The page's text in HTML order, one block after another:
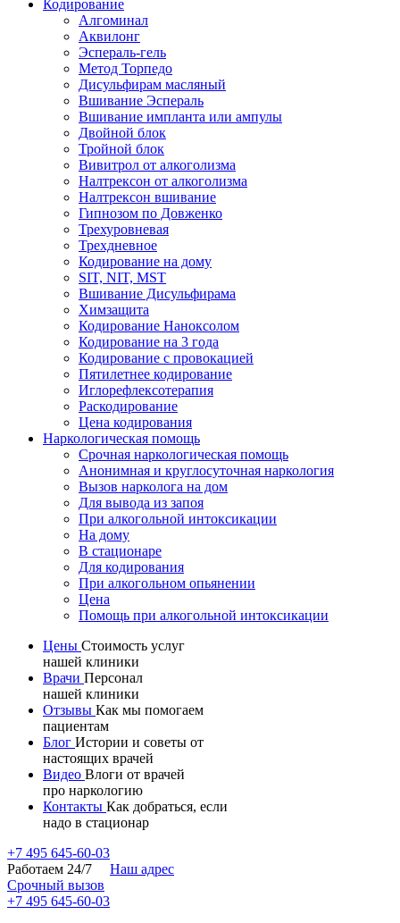
Кодирование
Алгоминал
Аквилонг
Эспераль-гель
Метод Торпедо
Дисульфирам масляный
Вшивание Эспераль
Вшивание импланта или ампулы
Двойной блок
Тройной блок
Вивитрол от алкоголизма
Налтрексон от алкоголизма
Налтрексон вшивание
Гипнозом по Довженко
Трехуровневая
Трехдневное
Кодирование на дому
SIT, NIT, MST
Вшивание Дисульфирама
Химзащита
Кодирование Наноксолом
Кодирование на 3 года
Кодирование с провокацией
Пятилетнее кодирование
Иглорефлексотерапия
Раскодирование
Цена кодирования
Наркологическая помощь
Срочная наркологическая помощь
Анонимная и круглосуточная наркология
Вызов нарколога на дом
Для вывода из запоя
При алкогольной интоксикации
На дому
В стационаре
Для кодирования
При алкогольном опьянении
Цена
Помощь при алкогольной интоксикации
Меню
шапке
Цены Стоимость услуг
нашей клиники
Врачи Персонал
нашей клиники
Отзывы Как мы помогаем
пациентам
Блог Истории и советы от
настоящих врачей
Видео Влоги от врачей
про наркологию
Контакты Как добраться, если
надо в стационар
+7 495 645-60-03
Работаем 24/7
Наш адрес
Срочный вызов
+7 495 645-60-03